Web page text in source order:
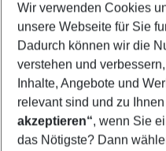
Select your date range
08/08/26–06/08/27
Who will travel
2 adults No children
Show
Wir verwenden Cookies
unsere Webseite für Sie
Dadurch können wir die
verstehen und
Inhalte, Angebote und
relevant sind und zu
akzeptieren“, wenn Sie
das Nötigste? Dann